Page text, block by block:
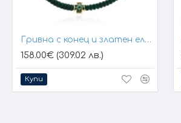
Гривна с конец и златен елемент кръст
158.00€ (309.02 лв.)
Купи